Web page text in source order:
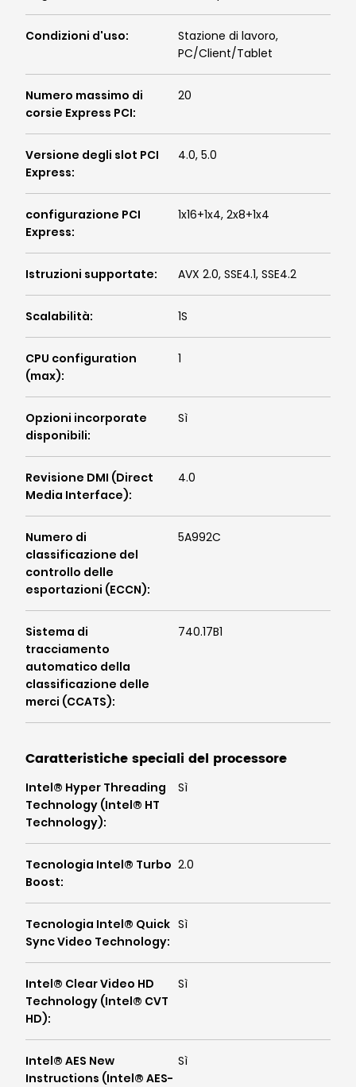
Condizioni d'uso:
Stazione di lavoro,
PC/Client/Tablet
Numero massimo di
corsie Express PCI:
20
Versione degli slot PCI
Express:
4.0, 5.0
configurazione PCI
Express:
1x16+1x4, 2x8+1x4
Istruzioni supportate: AVX 2.0, SSE4.1, SSE4.2
Scalabilità: 1S
CPU configuration
(max):
1
Opzioni incorporate
disponibili:
Sì
Revisione DMI (Direct
Media Interface):
4.0
Numero di
classificazione del
controllo delle
esportazioni (ECCN):
5A992C
Sistema di
tracciamento
automatico della
classificazione delle
merci (CCATS):
740.17B1
Caratteristiche speciali del processore
Intel® Hyper Threading
Technology (Intel® HT
Technology):
Sì
Tecnologia Intel® Turbo
Boost:
2.0
Tecnologia Intel® Quick
Sync Video Technology:
Sì
Intel® Clear Video HD
Technology (Intel® CVT
HD):
Sì
Intel® AES New
Instructions (Intel® AES-
Sì